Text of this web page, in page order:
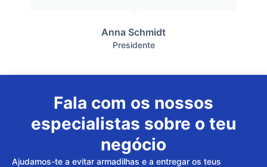
Anna Schmidt
Presidente
Fala com os nossos
especialistas sobre o teu
negócio
Ajudamos-te a evitar armadilhas e a entregar os teus